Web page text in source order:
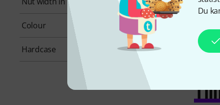
Du
Colour
Hardcase No